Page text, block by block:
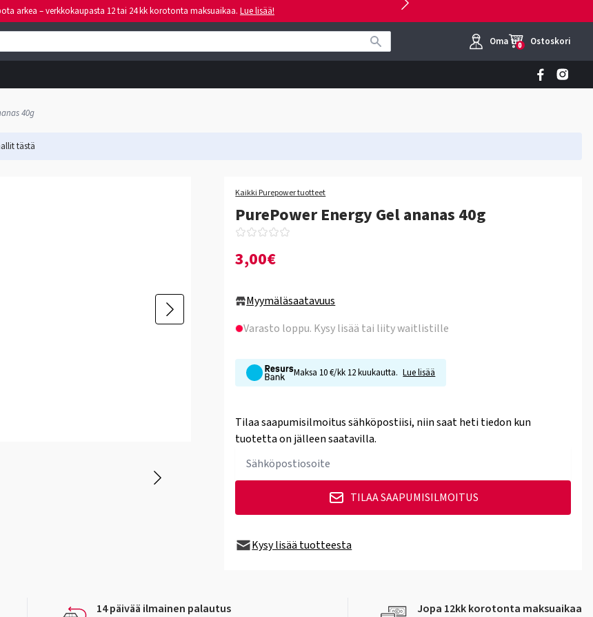
arkea – verkkokaupasta 12 tai 24 kk korotonta maksuaikaa. Lue lisää!
Oma tili
0 Ostoskori
40g
tästä
Kaikki Purepower tuotteet
PurePower Energy Gel ananas 40g
3,00€
Myymäläsaatavuus
Varasto loppu. Kysy lisää tai liity waitlistille
Maksa 10 €/kk 12 kuukautta. Lue lisää
Tilaa saapumisilmoitus sähköpostiisi, niin saat heti tiedon kun
tuotetta on jälleen saatavilla.
TILAA SAAPUMISILMOITUS
Kysy lisää tuotteesta
14 päivää ilmainen palautus
Jopa 12kk korotonta maksuaikaa